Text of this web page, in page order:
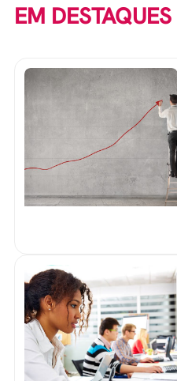
EM DESTAQUES